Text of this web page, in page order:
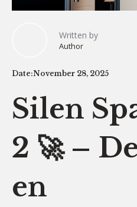
Written by
Author
Date:November 28, 2025
Silen
2 🚀 –
en